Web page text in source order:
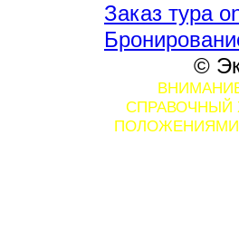
Заказ тура
©
СПРАВОЧНЫЙ
ПОЛОЖЕНИЯМИ